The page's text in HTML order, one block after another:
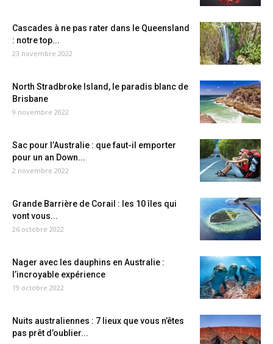
Cascades à ne pas rater dans le Queensland
: notre top...
23 novembre 2022
North Stradbroke Island, le paradis blanc de
Brisbane
9 novembre 2022
Sac pour l’Australie : que faut-il emporter
pour un an Down...
2 novembre 2022
Grande Barrière de Corail : les 10 îles qui
vont vous...
26 octobre 2022
Nager avec les dauphins en Australie :
l’incroyable expérience
19 octobre 2022
Nuits australiennes : 7 lieux que vous n’êtes
pas prêt d’oublier...